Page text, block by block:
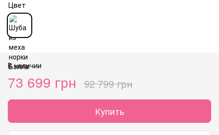
Цвет
В наличии
73 699 грн 92 799 грн
Купить